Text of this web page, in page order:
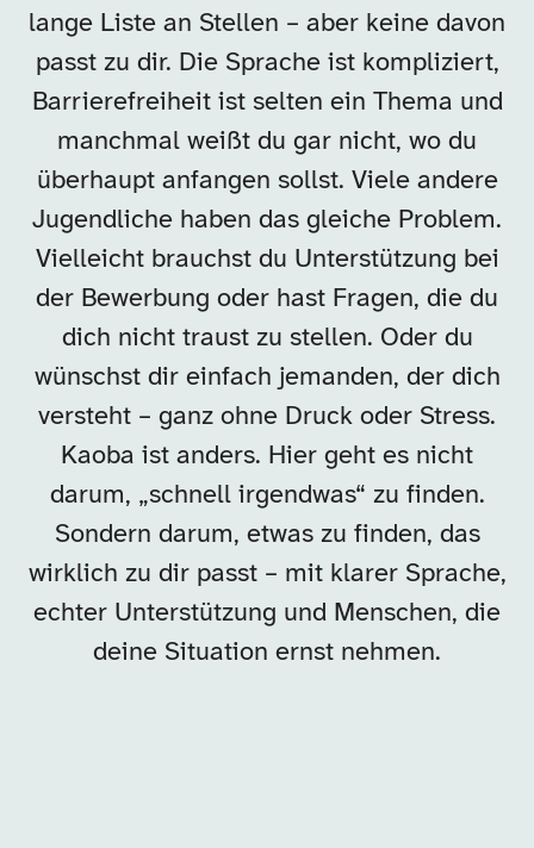
lange Liste an Stellen – aber keine davon
passt zu dir. Die Sprache ist kompliziert,
Barrierefreiheit ist selten ein Thema und
manchmal weißt du gar nicht, wo du
überhaupt anfangen sollst. Viele andere
Jugendliche haben das gleiche Problem.
Vielleicht brauchst du Unterstützung bei
der Bewerbung oder hast Fragen, die du
dich nicht traust zu stellen. Oder du
wünschst dir einfach jemanden, der dich
versteht – ganz ohne Druck oder Stress.
Kaoba ist anders. Hier geht es nicht
darum, „schnell irgendwas“ zu finden.
Sondern darum, etwas zu finden, das
wirklich zu dir passt – mit klarer Sprache,
echter Unterstützung und Menschen, die
deine Situation ernst nehmen.